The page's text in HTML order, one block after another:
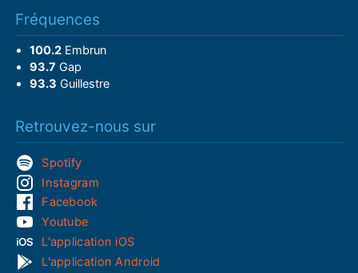
Fréquences
100.2Embrun
93.7 Gap
93.3 Guillestre
Retrouvez-nous sur
Spotify
Instagram
Facebook
Youtube
L'application iOS
L'application Android